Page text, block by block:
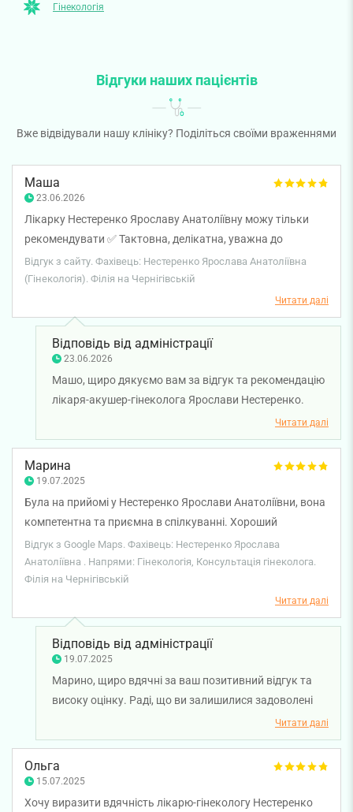
Гінекологія
Відгуки наших пацієнтів
Вже відвідували нашу клініку? Поділіться своїми враженнями
Маша
23.06.2026
Лікарку Нестеренко Ярославу Анатоліївну можу тільки
рекомендувати ✅ Тактовна, делікатна, уважна до
пацієнта.
Відгук з сайту. Фахівець: Нестеренко Ярослава Анатоліївна
(Гінекологія). Філія на Чернігівській
Читати далі
Відповідь від адміністрації
23.06.2026
Машо, щиро дякуємо вам за відгук та рекомендацію
лікаря-акушер-гінеколога Ярослави Нестеренко.
Особливо приємно, що ви відзначили її тактовність,
делікатність та уважне ставлення до пацієнтів.
Читати далі
Марина
19.07.2025
Була на прийомі у Нестеренко Ярослави Анатоліївни, вона
компетентна та приємна в спілкуванні. Хороший
гінеколог, усе чітко пояснила, була уважна й акуратна під
час огляду, тому я відчувала себе комфортно.
Залишилися приємні враження — звертатимусь ще за
Відгук з Google Maps. Фахівець: Нестеренко Ярослава
Анатоліївна . Напрями: Гінекологія, Консультація гінеколога.
Філія на Чернігівській
Читати далі
Відповідь від адміністрації
19.07.2025
Марино, щиро вдячні за ваш позитивний відгук та
високу оцінку. Раді, що ви залишилися задоволені
візитом до лікаря-акушер-гінеколога Ярослави
Нестеренко. Бажаємо вам міцного здоров'я! ,
Читати далі
Ольга
15.07.2025
Хочу виразити вдячність лікарю-гінекологу Нестеренко